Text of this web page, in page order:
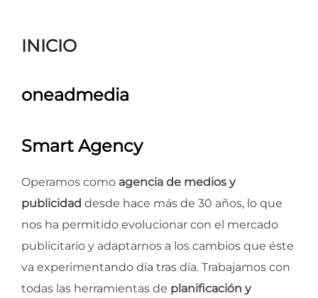
INICIO
oneadmedia
Smart Agency
Operamos como agencia de medios y
publicidad desde hace más de 30 años, lo que
nos ha permitido evolucionar con el mercado
publicitario y adaptarnos a los cambios que éste
va experimentando día tras día. Trabajamos con
todas las herramientas de planificación y